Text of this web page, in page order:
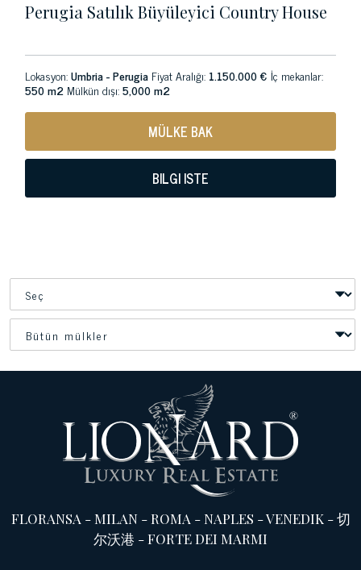
Perugia Satılık Büyüleyici Country House
Lokasyon:Umbria - Perugia Fiyat Aralığı: 1.150.000 € İç mekanlar:
550 m2 Mülkün dışı:5,000 m2
MÜLKE BAK
BILGI ISTE
FLORANSA -MILAN-ROMA -NAPLES -VENEDIK-切
尔沃港 -FORTE DEI MARMI